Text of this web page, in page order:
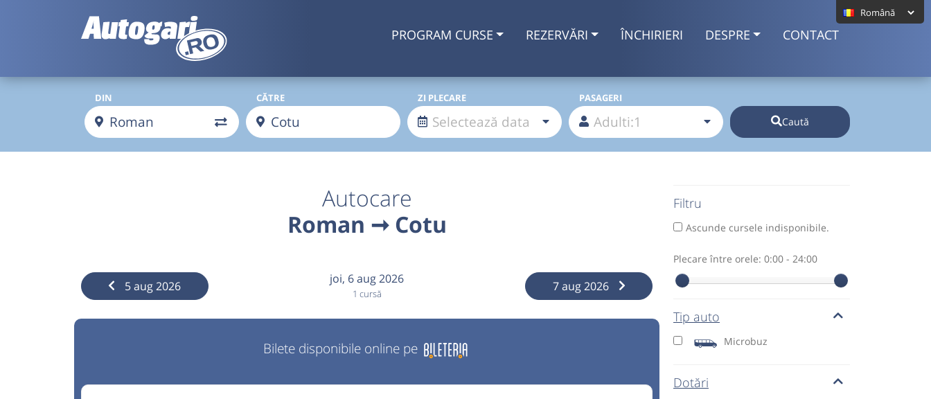
PROGRAM CURSE REZERVĂRI ÎNCHIRIERI DESPRE CONTACT
DIN CĂTRE ZI PLECARE PASAGERI
Caută
Filtru
Ascunde cursele indisponibile.
Plecare între orele: 0:00 - 24:00
Tip auto
Microbuz
Dotări
Autocare
Roman ➞ Cotu
5 aug 2026 joi, 6 aug 2026
1 cursă 7 aug 2026
Bilete disponibile online pe